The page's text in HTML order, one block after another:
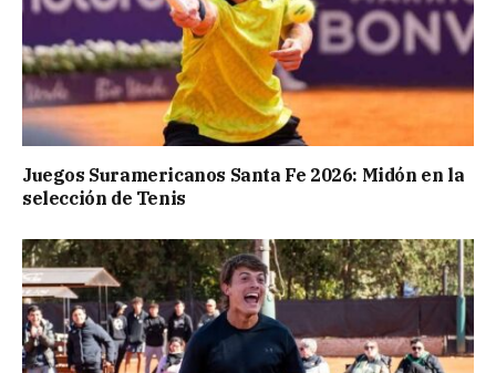
Juegos Suramericanos Santa Fe 2026: Midón en la
selección de Tenis